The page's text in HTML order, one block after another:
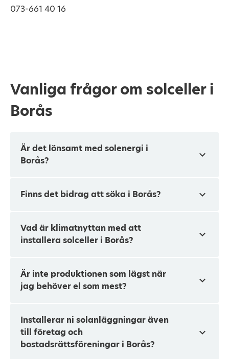
073-661 40 16
Vanliga frågor om solceller i
Borås
Är det lönsamt med solenergi i
Borås?
expand_more
Finns det bidrag att söka i Borås? expand_more
Vad är klimatnyttan med att
installera solceller i Borås?
expand_more
Är inte produktionen som lägst när
jag behöver el som mest?
expand_more
Installerar ni solanläggningar även
till företag och
bostadsrättsföreningar i Borås?
expand_more